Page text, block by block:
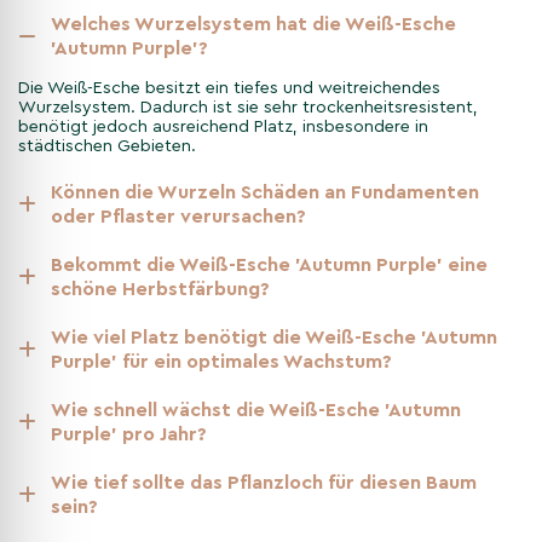
Wachstum.
Verwendungsmöglichkeiten der
Weiß-Esche 'Autumn Purple'
eignet sich für verschiedene Landschaftsgestaltungen. Dank
ihrer Größe und auffälligen Farben ist sie ideal als Solitärbaum,
bietet sie im Sommer einen ausgezeichneten Schattenplatz und
sorgt in großen Gärten für mehr Privatsphäre.
Widerstandsfähigkeit und
Nachhaltigkeit der Weiß-Esche
'Autumn Purple'
Die Weiß-Esche 'Autumn Purple' ist bekannt für ihre robuste
Natur. Sie ist gut gegen kalte Winter gewappnet und verträgt
Welches Wurzelsystem hat die Weiß-Esche
'Autumn Purple'?
Die Weiß-Esche besitzt ein tiefes und weitreichendes
Wurzelsystem. Dadurch ist sie sehr trockenheitsresistent,
benötigt jedoch ausreichend Platz, insbesondere in
städtischen Gebieten.
Können die Wurzeln Schäden an Fundamenten
oder Pflaster verursachen?
Bekommt die Weiß-Esche 'Autumn Purple' eine
schöne Herbstfärbung?
Wie viel Platz benötigt die Weiß-Esche 'Autumn
Purple' für ein optimales Wachstum?
Wie schnell wächst die Weiß-Esche 'Autumn
Purple' pro Jahr?
Wie tief sollte das Pflanzloch für diesen Baum
sein?